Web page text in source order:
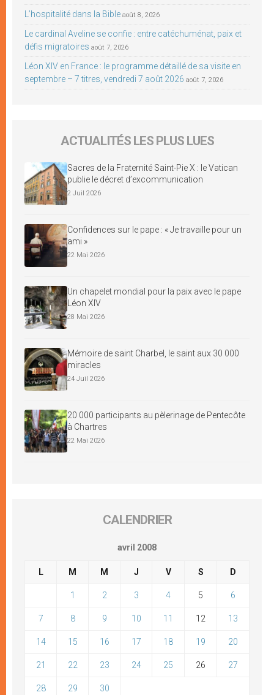
L’hospitalité dans la Bible août 8, 2026
Le cardinal Aveline se confie : entre catéchuménat, paix et
défis migratoires août 7, 2026
Léon XIV en France : le programme détaillé de sa visite en
septembre – 7 titres, vendredi 7 août 2026 août 7, 2026
ACTUALITÉS LES PLUS LUES
Sacres de la Fraternité Saint-Pie X : le Vatican
publie le décret d’excommunication
2 Juil 2026
Confidences sur le pape : « Je travaille pour un
ami »
22 Mai 2026
Un chapelet mondial pour la paix avec le pape
Léon XIV
28 Mai 2026
Mémoire de saint Charbel, le saint aux 30 000
miracles
24 Juil 2026
20 000 participants au pèlerinage de Pentecôte
à Chartres
22 Mai 2026
CALENDRIER
avril 2008
L M M J V S D
1 2 3 4 5 6
7 8 9 10 11 12 13
14 15 16 17 18 19 20
21 22 23 24 25 26 27
28 29 30